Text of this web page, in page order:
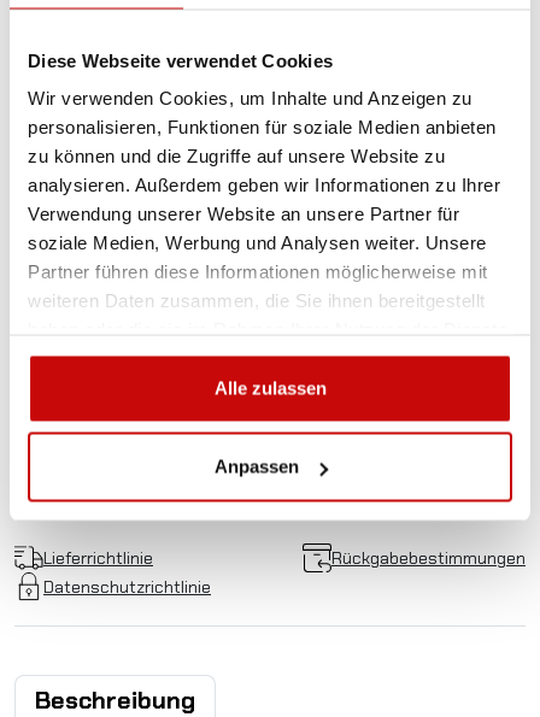
Diese Webseite verwendet Cookies
Wir verwenden Cookies, um Inhalte und Anzeigen zu
personalisieren, Funktionen für soziale Medien anbieten
zu können und die Zugriffe auf unsere Website zu
analysieren. Außerdem geben wir Informationen zu Ihrer
Verwendung unserer Website an unsere Partner für
soziale Medien, Werbung und Analysen weiter. Unsere
Partner führen diese Informationen möglicherweise mit
weiteren Daten zusammen, die Sie ihnen bereitgestellt
gesammelt haben.
Alle zulassen
Anpassen
 
IN DEN WARENKORB
Availability: Nicht auf Lager
Artikel-Nr.: SUP1560C
Sie sind sich nicht sicher, welches Produkt
am besten geeignet ist? Rufen Sie uns an,
wir beraten Sie gern.
+48 12 266 27 54
Lieferrichtlinie
Rückgabebestimmungen
Datenschutzrichtlinie
Beschreibung